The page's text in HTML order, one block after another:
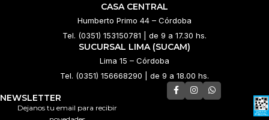
CASA CENTRAL
Humberto Primo 44 – Córdoba
Tel. (0351) 153150781 | de 9 a 17.30 hs.
SUCURSAL LIMA (SUCAM)
Lima 15 – Córdoba
Tel. (0351) 156668290 | de 9 a 18.00 hs.
NEWSLETTER
Dejanos tu email para recibir